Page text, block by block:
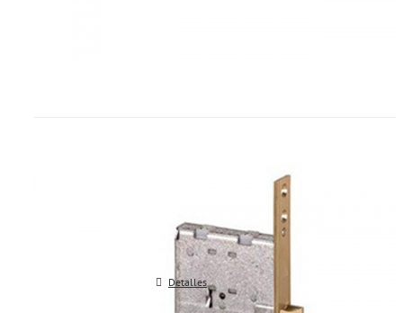
Cerraduras electricas CISA
Detalles